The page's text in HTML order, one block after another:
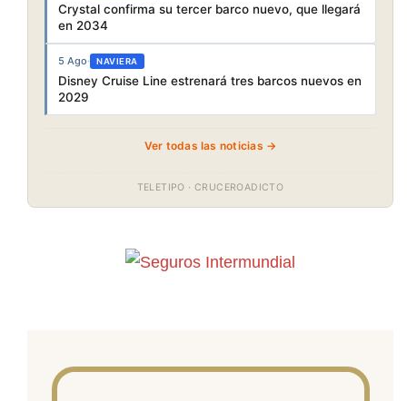
Crystal confirma su tercer barco nuevo, que llegará
en 2034
5 Ago· NAVIERA
Disney Cruise Line estrenará tres barcos nuevos en
2029
Ver todas las noticias →
TELETIPO · CRUCEROADICTO